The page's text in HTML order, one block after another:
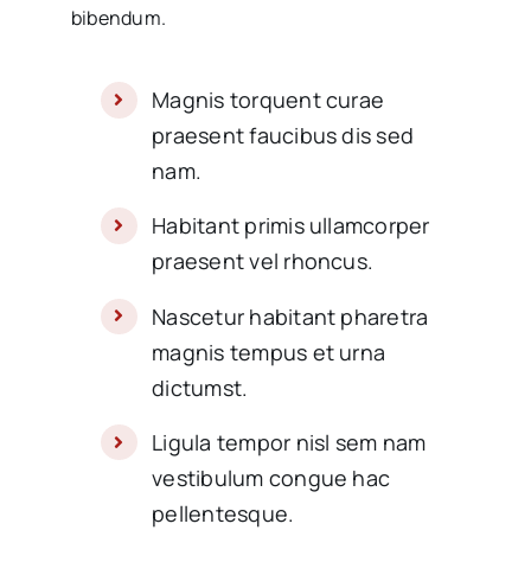
bibendum.
Magnis torquent curae
praesent faucibus dis sed
nam.
Habitant primis ullamcorper
praesent vel rhoncus.
Nascetur habitant pharetra
magnis tempus et urna
dictumst.
Ligula tempor nisl sem nam
vestibulum congue hac
pellentesque.